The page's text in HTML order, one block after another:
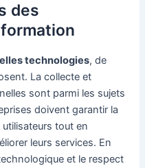
des
technologies, de
La collecte et
sont parmi les sujets
doivent garantir la
utilisateurs tout en
leurs services. En
et le respect